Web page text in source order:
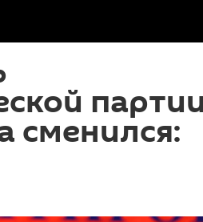
партии
сменился: